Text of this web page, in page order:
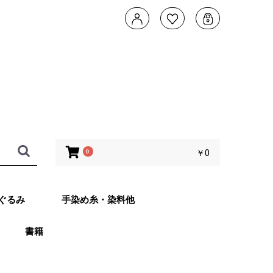
0 ￥0
るみ
デザイン 武
もこのカメレ
あみぐるみ
手染め糸・染料他
書籍